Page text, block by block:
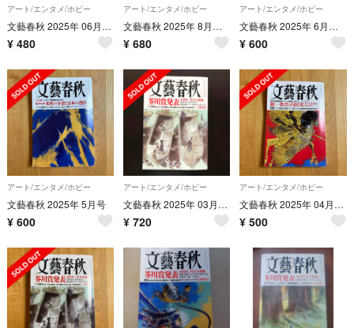
アート/エンタメ/ホビー
文藝春秋 2025年 06月号 [雑誌]
¥ 480
アート/エンタメ/ホビー
文藝春秋 2025年 8月号 長嶋茂雄
¥ 680
アート/エンタメ/ホビー
文藝春秋 2025年 6月号 [雑誌]
¥ 600
アート/エンタメ/ホビー
文藝春秋 2025年 5月号
¥ 600
アート/エンタメ/ホビー
文藝春秋 2025年 03月号 [雑誌]
¥ 720
アート/エンタメ/ホビー
文藝春秋 2025年 04月号 [雑誌]
¥ 500